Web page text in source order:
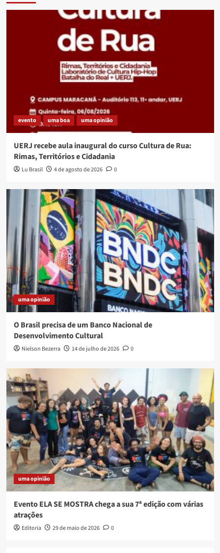
evento uma boa uma opinião
UERJ recebe aula inaugural do curso Cultura de Rua:
Rimas, Territórios e Cidadania
Lu Brasil 4 de agosto de 2026 0
uma opinião
O Brasil precisa de um Banco Nacional de
Desenvolvimento Cultural
Nielson Bezerra 14 de julho de 2026 0
uma opinião
Evento ELA SE MOSTRA chega a sua 7ª edição com várias
atrações
Editoria 29 de maio de 2026 0